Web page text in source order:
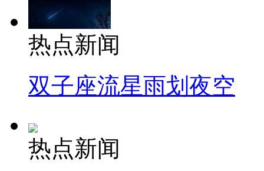
热点新闻
双子座流星雨划夜空
热点新闻